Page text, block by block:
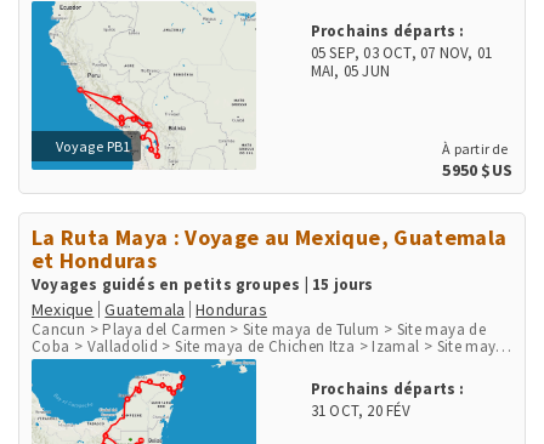
> Salar d'Uyuni > Uyuni > Canyon de Palca > Cusco > Chinchero >
Moray > Salines de Maras > Ollantaytambo > Aguas Calientes, Machu
Picchu Pueblo > Site Inka Machu Picchu > Lares
Voyage PB1
Prochains départs :
05 SEP,03 OCT,07 NOV, 01
MAI, 05 JUN
À partir de
5950 $US
La Ruta Maya : Voyage au Mexique, Guatemala
et Honduras
Voyages guidés en petits groupes | 15 jours
Mexique Guatemala Honduras
Cancun > Playa del Carmen > Site maya de Tulum > Site maya de
Coba > Valladolid > Site maya de Chichen Itza > Izamal > Site maya
de Uxmal > Agua Azul > Site maya de Palenque > Ville de Palenque >
Site maya de Yaxchilan > Site maya de Bonampak > San Cristobal de
las Casas > San Juan de Chamula > Chichicastenango > Panajachel
> Lac Atitlan > San Juan la Laguna > Antigua > Guatemala City >
Flores > Site maya de Tikal > Site maya de Copan
Prochains départs :
31 OCT, 20 FÉV